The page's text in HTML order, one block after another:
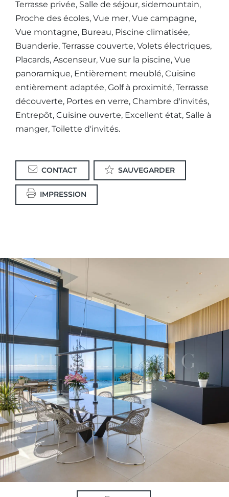
Terrasse privée, Salle de séjour, sidemountain,
Proche des écoles, Vue mer, Vue campagne,
Vue montagne, Bureau, Piscine climatisée,
Buanderie, Terrasse couverte, Volets électriques,
Placards, Ascenseur, Vue sur la piscine, Vue
panoramique, Entièrement meublé, Cuisine
entièrement adaptée, Golf à proximité, Terrasse
découverte, Portes en verre, Chambre d'invités,
Entrepôt, Cuisine ouverte, Excellent état, Salle à
manger, Toilette d'invités.
CONTACT SAUVEGARDER
IMPRESSION